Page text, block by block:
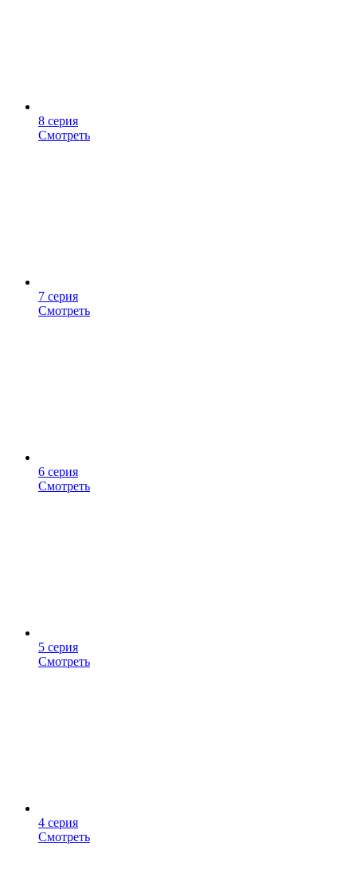
8 серия
Смотреть
7 серия
Смотреть
6 серия
Смотреть
5 серия
Смотреть
4 серия
Смотреть